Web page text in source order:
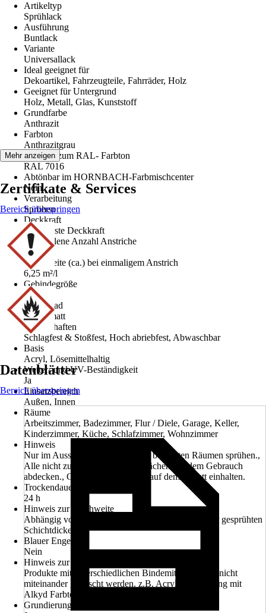
Artikeltyp
Sprühlack
Ausführung
Buntlack
Variante
Universallack
Ideal geeignet für
Dekoartikel, Fahrzeugteile, Fahrräder, Holz
Geeignet für Untergrund
Holz, Metall, Glas, Kunststoff
Grundfarbe
Anthrazit
Farbton
Anthrazitgrau
Hinweis zum RAL- Farbton
RAL 7016
Abtönbar im HORNBACH-Farbmischcenter
Nein
Verarbeitung
Sprühen
Deckkraft
1 - höchste Deckkraft
Empfohlene Anzahl Anstriche
2
Reichweite (ca.) bei einmaligem Anstrich
6,25 m²/l
Gebindegröße
0,15 l
Glanzgrad
Seidenmatt
Eigenschaften
Schlagfest & Stoßfest, Hoch abriebfest, Abwaschbar
Basis
Acryl, Lösemittelhaltig
Wetter- und UV-Beständigkeit
Ja
Einsatzbereich
Außen, Innen
Räume
Arbeitszimmer, Badezimmer, Flur / Diele, Garage, Keller,
Kinderzimmer, Küche, Schlafzimmer, Wohnzimmer
Hinweis
Nur im Aussenbereich oder in gut belüfteten Räumen sprühen.,
Alle nicht zu lackierenden Oberflächen vor dem Gebrauch
abdecken., Gerbauchsanweisung auf dem Etikett einhalten.
Trockendauer ca.
24 h
Hinweis zur Reichweite
Abhängig von der Oberfläche, dem Farbton und der gesprühten
Schichtdicke.
Blauer Engel
Nein
Hinweis zur Untergrundvorbehandlung
Produkte mit unterschiedlichen Bindemitteln sollten nicht
miteinander gemischt werden. z.B. Acryl Grundierung mit
Alkyd Farbton
Grundierung empfohlen
Mehr anzeigen
Zertifikate & Services
Bereich überspringen
Datenblätter
Bereich überspringen